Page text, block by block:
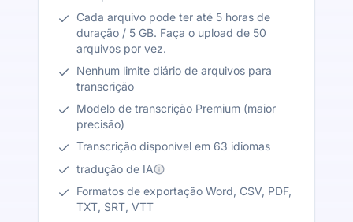
Cada arquivo pode ter até 5 horas de
duração / 5 GB. Faça o upload de 50
arquivos por vez.
Nenhum limite diário de arquivos para
transcrição
Modelo de transcrição Premium (maior
precisão)
Transcrição disponível em 63 idiomas
tradução de IA
Formatos de exportação Word, CSV, PDF,
TXT, SRT, VTT